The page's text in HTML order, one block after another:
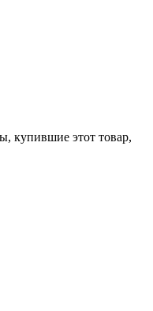
купившие этот товар,